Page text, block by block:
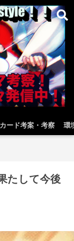
カード考案・考察 環
たして今後